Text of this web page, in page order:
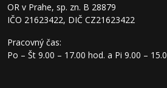
OR v Prahe, sp. zn. B 28879
IČO 21623422, DIČ CZ21623422
Pracovný čas:
Po – Št 9.00 – 17.00 hod. a Pi 9.00 –